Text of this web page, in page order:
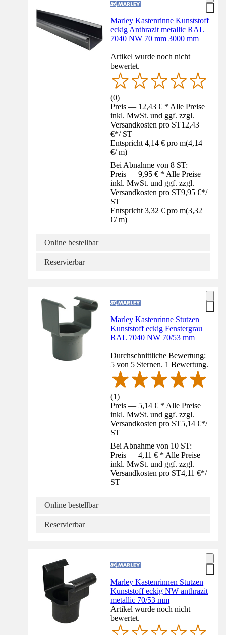
Marley Kastenrinne Kunststoff
eckig Anthrazit metallic RAL
7040 NW 70 mm 3000 mm
Artikel wurde noch nicht
bewertet.
(0)
Preis — 12,43 € * Alle Preise
inkl. MwSt. und ggf. zzgl.
Versandkosten pro ST12,43
€*/ ST
Entspricht 4,14 € pro m(4,14
€/ m)
Bei Abnahme von 8 ST:
Preis — 9,95 € * Alle Preise
inkl. MwSt. und ggf. zzgl.
Versandkosten pro ST9,95 €*/
ST
Entspricht 3,32 € pro m(3,32
€/ m)
Online bestellbar
Reservierbar
Marley Kastenrinne Stutzen
Kunststoff eckig Fenstergrau
RAL 7040 NW 70/53 mm
Durchschnittliche Bewertung:
5 von 5 Sternen. 1 Bewertung.
(1)
Preis — 5,14 € * Alle Preise
inkl. MwSt. und ggf. zzgl.
Versandkosten pro ST5,14 €*/
ST
Bei Abnahme von 10 ST:
Preis — 4,11 € * Alle Preise
inkl. MwSt. und ggf. zzgl.
Versandkosten pro ST4,11 €*/
ST
Online bestellbar
Reservierbar
Marley Kastenrinnen Stutzen
Kunststoff eckig NW anthrazit
metallic 70/53 mm
Artikel wurde noch nicht
bewertet.